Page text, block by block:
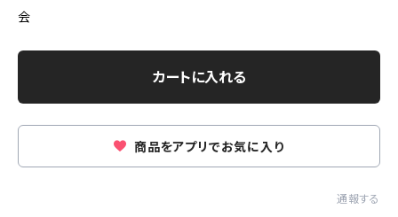
会
カートに入れる
商品をアプリでお気に入り
通報する